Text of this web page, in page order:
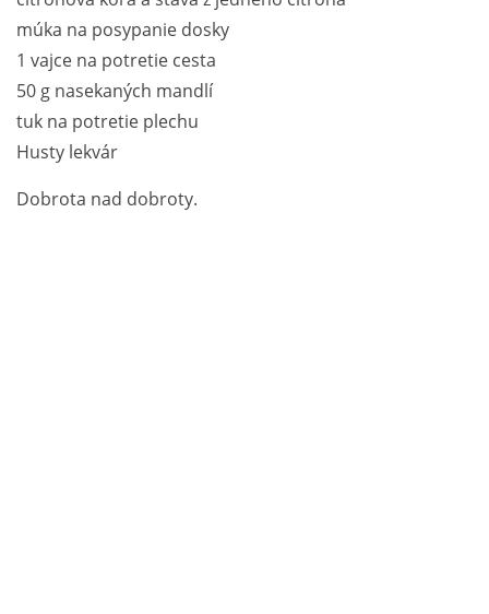
múka na posypanie dosky
1 vajce na potretie cesta
50 g nasekaných mandlí
tuk na potretie plechu
Husty lekvár
Dobrota nad dobroty.